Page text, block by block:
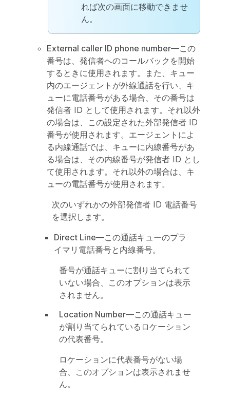
れば次の画面に移動できませ
ん。
External caller ID phone number—この
番号は、発信者へのコールバックを開始
するときに使用されます。また、キュー
内のエージェントが外線通話を行い、キ
ューに電話番号がある場合、その番号は
発信者 ID として使用されます。それ以外
の場合は、この設定された外部発信者 ID
番号が使用されます。エージェントによ
る内線通話では、キューに内線番号があ
る場合は、その内線番号が発信者 ID とし
て使用されます。それ以外の場合は、キ
ューの電話番号が使用されます。
次のいずれかの外部発信者 ID 電話番号
を選択します。
Direct Line—この通話キューのプラ
イマリ電話番号と内線番号。
番号が通話キューに割り当てられて
いない場合、このオプションは表示
されません。
Location Number—この通話キュー
が割り当てられているロケーション
の代表番号。
ロケーションに代表番号がない場
合、このオプションは表示されませ
ん。